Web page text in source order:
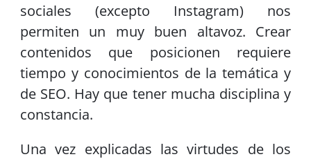
sociales (excepto Instagram) nos
permiten un muy buen altavoz. Crear
contenidos que posicionen requiere
tiempo y conocimientos de la temática y
de SEO. Hay que tener mucha disciplina y
constancia.
Una vez explicadas las virtudes de los